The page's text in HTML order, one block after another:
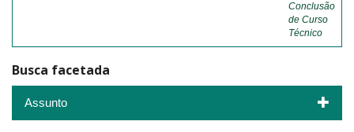
Conclusão
de Curso
Técnico
Busca facetada
Assunto